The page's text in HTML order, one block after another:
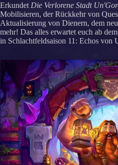
Erkundet Die Verlorene Stadt
Mobilisieren, der Rückkehr von
Aktualisierung von Dienern, dem
mehr! Das alles erwartet euch ab
in Schlachtfeldsaison 11: Echos von